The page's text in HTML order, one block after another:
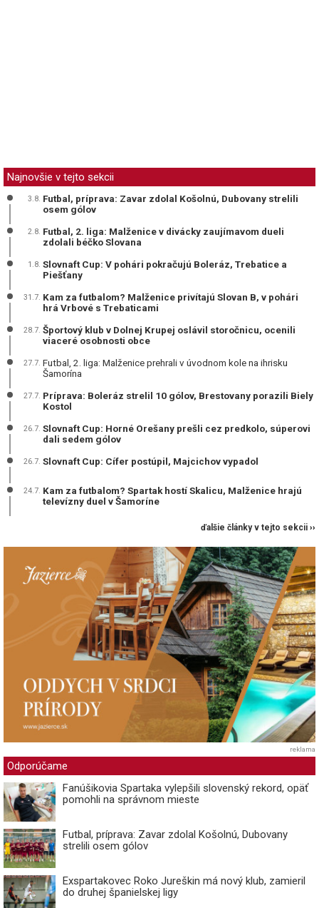
Najnovšie v tejto sekcii
3.8. Futbal, príprava: Zavar zdolal Košolnú, Dubovany strelili
osem gólov
2.8. Futbal, 2. liga: Malženice v divácky zaujímavom dueli
zdolali béčko Slovana
1.8. Slovnaft Cup: V pohári pokračujú Boleráz, Trebatice a
Piešťany
31.7. Kam za futbalom? Malženice privítajú Slovan B, v pohári
hrá Vrbové s Trebaticami
28.7. Športový klub v Dolnej Krupej oslávil storočnicu, ocenili
viaceré osobnosti obce
27.7. Futbal, 2. liga: Malženice prehrali v úvodnom kole na ihrisku
Šamorína
27.7. Príprava: Boleráz strelil 10 gólov, Brestovany porazili Biely
Kostol
26.7. Slovnaft Cup: Horné Orešany prešli cez predkolo, súperovi
dali sedem gólov
26.7. Slovnaft Cup: Cífer postúpil, Majcichov vypadol
24.7. Kam za futbalom? Spartak hostí Skalicu, Malženice hrajú
televízny duel v Šamoríne
ďalšie články v tejto sekcii ››
reklama
Odporúčame
Fanúšikovia Spartaka vylepšili slovenský rekord, opäť
pomohli na správnom mieste
Futbal, príprava: Zavar zdolal Košolnú, Dubovany
strelili osem gólov
Exspartakovec Roko Jureškin má nový klub, zamieril
do druhej španielskej ligy